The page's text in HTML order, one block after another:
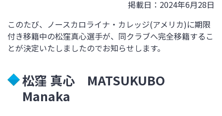
掲載日：2024年6月28日
このたび、ノースカロライナ・カレッジ(アメリカ)に期限
付き移籍中の松窪真心選手が、同クラブへ完全移籍するこ
とが決定いたしましたのでお知らせします。
松窪 真心 MATSUKUBO
Manaka